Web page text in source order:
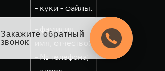
- куки - файлы.
- фамилия,
имя, отчество;
- № телефона;
Закажите обратный
звонок